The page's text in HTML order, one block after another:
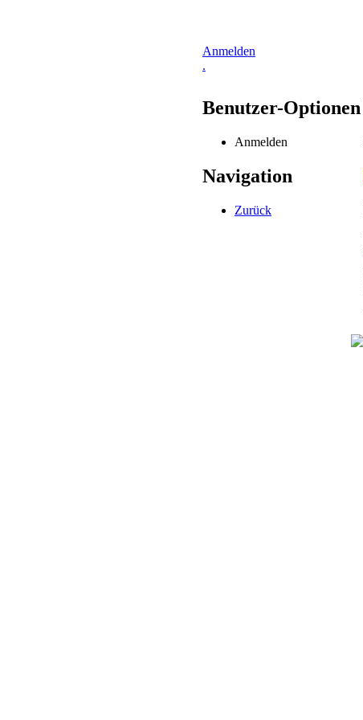
Anmelden
.
Benutzer-Optionen
Anmelden
Navigation
Zurück